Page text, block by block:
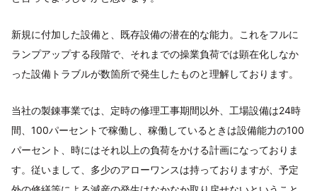
新規に付加した設備と、既存設備の潜在的な能力。これをフルに
ランプアップする段階で、それまでの操業負荷では顕在化しなか
った設備トラブルが数箇所で発生したものと理解しております。
当社の製錬事業では、定時の修理工事期間以外、工場設備は24時
間、100パーセントで稼働し、稼働しているときは設備能力の100
パーセント、時にはそれ以上の負荷をかける計画になっておりま
す。従いまして、多少のアローワンスは持っておりますが、予定